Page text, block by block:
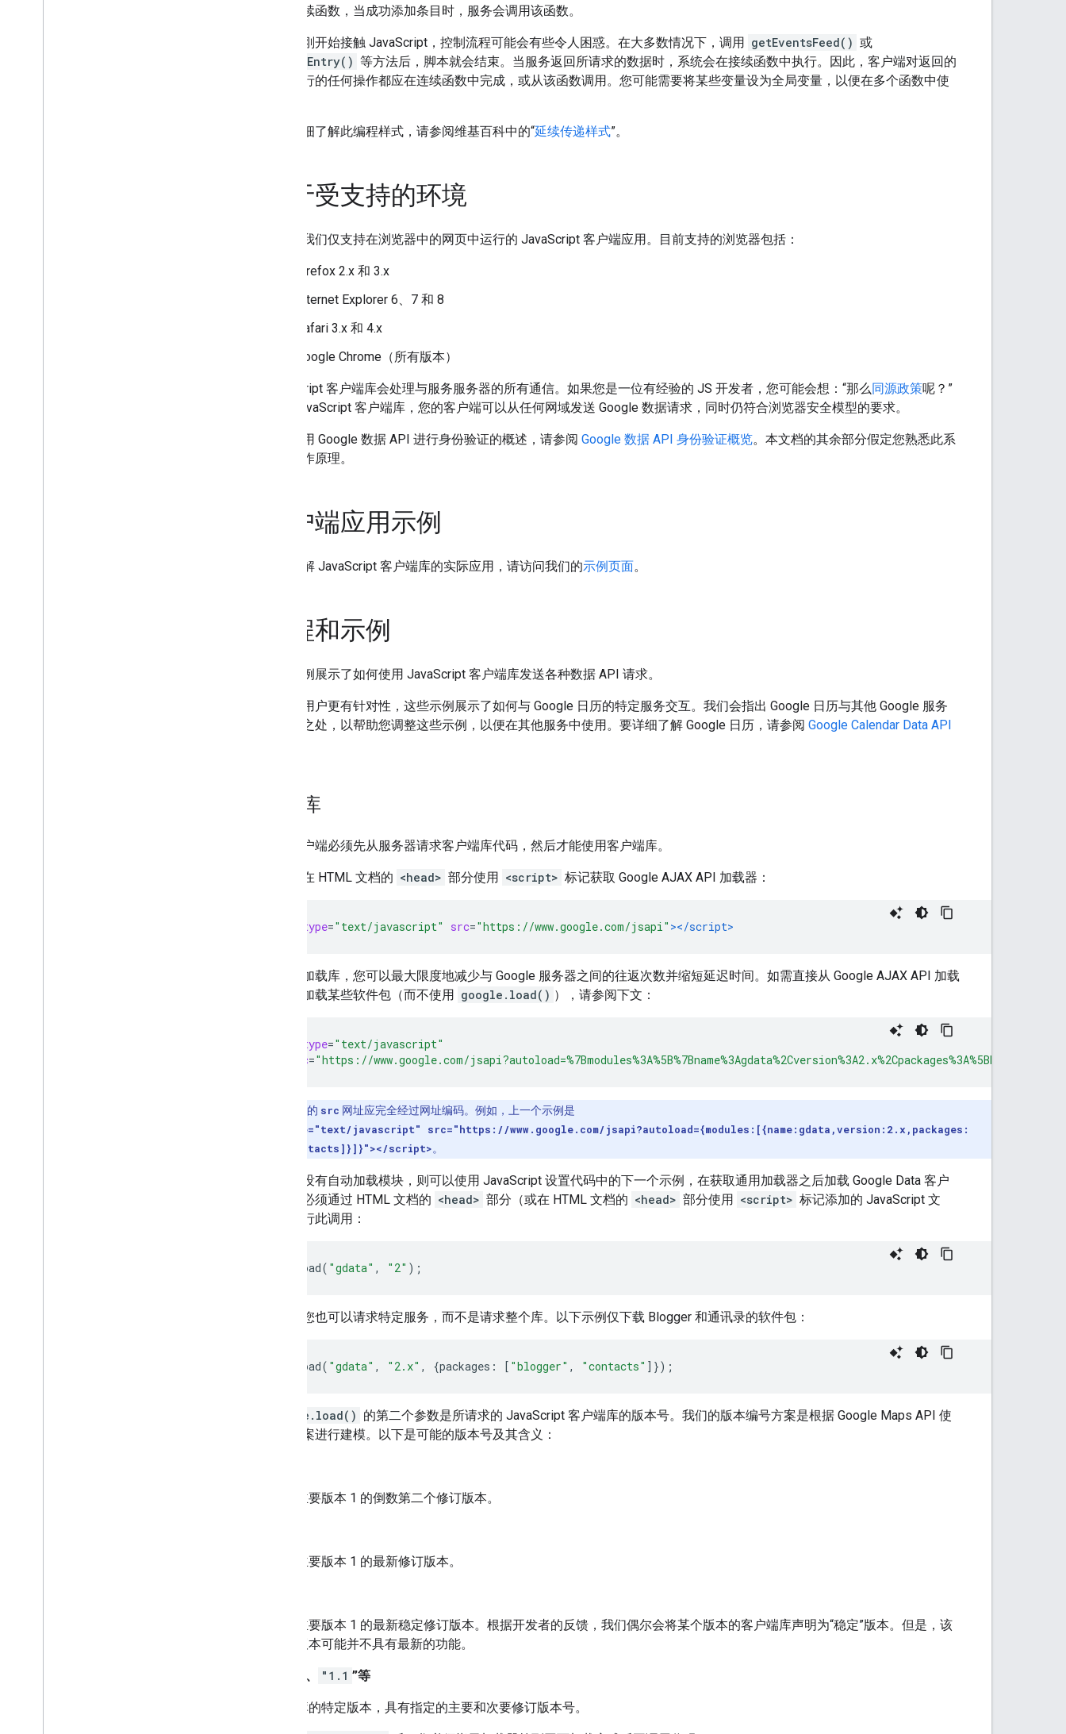
提供延续函数，当成功添加条目时，服务会调用该函数。
如果您刚开始接触 JavaScript，控制流程可能会有些令人困惑。在大多数情况下，调用 getEventsFeed() 或
insertEntry() 等方法后，脚本就会结束。当服务返回所请求的数据时，系统会在接续函数中执行。因此，客户端对返回的
数据执行的任何操作都应在连续函数中完成，或从该函数调用。您可能需要将某些变量设为全局变量，以便在多个函数中使
如需详细了解此编程样式，请参阅维基百科中的“延续传递样式”。
关于受支持的环境
目前，我们仅支持在浏览器中的网页中运行的 JavaScript 客户端应用。目前支持的浏览器包括：
Firefox 2.x 和 3.x
Internet Explorer 6、7 和 8
Safari 3.x 和 4.x
Google Chrome（所有版本）
JavaScript 客户端库会处理与服务服务器的所有通信。如果您是一位有经验的 JS 开发者，您可能会想：“那么同源政策呢？”
借助 JavaScript 客户端库，您的客户端可以从任何网域发送 Google 数据请求，同时仍符合浏览器安全模型的要求。
有关使用 Google 数据 API 进行身份验证的概述，请参阅 Google 数据 API 身份验证概览。本文档的其余部分假定您熟悉此系
统的工作原理。
客户端应用示例
如需了解 JavaScript 客户端库的实际应用，请访问我们的示例页面。
教程和示例
以下示例展示了如何使用 JavaScript 客户端库发送各种数据 API 请求。
为了让用户更有针对性，这些示例展示了如何与 Google 日历的特定服务交互。我们会指出 Google 日历与其他 Google 服务
的不同之处，以帮助您调整这些示例，以便在其他服务中使用。要详细了解 Google 日历，请参阅 Google Calendar Data API
加载库
您的客户端必须先从服务器请求客户端库代码，然后才能使用客户端库。
首先，在 HTML 文档的 <head> 部分使用 <script> 标记获取 Google AJAX API 加载器：
type="text/javascript" src="https://www.google.com/jsapi" ></script>
通过预加载库，您可以最大限度地减少与 Google 服务器之间的往返次数并缩短延迟时间。如需直接从 Google AJAX API 加载
器中预加载某些软件包（而不使用 google.load() ），请参阅下文：
type="text/javascript"
src="https://www.google.com/
：脚本的 src 网址应完全经过网址编码。例如，上一个示例是
<script type="text/javascript" src="https://www.google.com/jsapi?autoload={modules:[{name:gdata,version:2.x,packages:
[blogger,contacts]}]}"></script>。
如果您没有自动加载模块，则可以使用 JavaScript 设置代码中的下一个示例，在获取通用加载器之后加载 Google Data 客户
端库。必须通过 HTML 文档的 <head> 部分（或在 HTML 文档的 <head> 部分使用 <script> 标记添加的 JavaScript 文
件）进行此调用：
load( "gdata" , "2" );
或者，您也可以请求特定服务，而不是请求整个库。以下示例仅下载 Blogger 和通讯录的软件包：
load( "gdata" , "2.x" , {packages : [ "blogger" , "contacts" ]});
google.load() 的第二个参数是所请求的 JavaScript 客户端库的版本号。我们的版本编号方案是根据 Google Maps API 使
用的方案进行建模。以下是可能的版本号及其含义：
主要版本 1 的倒数第二个修订版本。
主要版本 1 的最新修订版本。
主要版本 1 的最新稳定修订版本。根据开发者的反馈，我们偶尔会将某个版本的客户端库声明为“稳定”版本。但是，该
版本可能并不具有最新的功能。
、 "1.1 ”等
库的特定版本，具有指定的主要和次要修订版本号。